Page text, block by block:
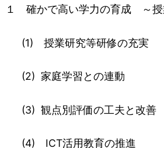
１ 確かで高い学力の育成 ～授
(1) 授業研究等研修の充実
(2) 家庭学習との連動
(3) 観点別評価の工夫と改善
(4) ICT活用教育の推進